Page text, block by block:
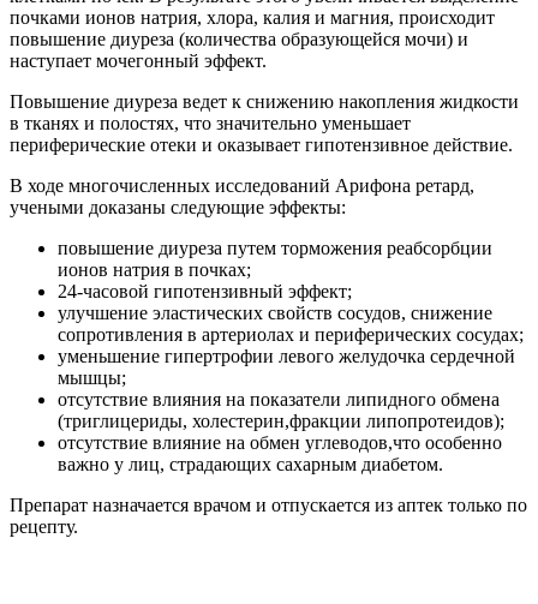
почками ионов натрия, хлора, калия и магния, происходит
повышение диуреза (количества образующейся мочи) и
наступает мочегонный эффект.
Повышение диуреза ведет к снижению накопления жидкости
в тканях и полостях, что значительно уменьшает
периферические отеки и оказывает гипотензивное действие.
В ходе многочисленных исследований Арифона ретард,
учеными доказаны следующие эффекты:
повышение диуреза путем торможения реабсорбции
ионов натрия в почках;
24-часовой гипотензивный эффект;
улучшение эластических свойств сосудов, снижение
сопротивления в артериолах и периферических сосудах;
уменьшение гипертрофии левого желудочка сердечной
мышцы;
отсутствие влияния на показатели липидного обмена
(триглицериды, холестерин,фракции липопротеидов);
отсутствие влияние на обмен углеводов,что особенно
важно у лиц, страдающих сахарным диабетом.
Препарат назначается врачом и отпускается из аптек только по
рецепту.